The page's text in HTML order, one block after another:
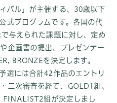
バル」が主催する、30歳以下
式プログラムです。各国の代
与えられた課題に対し、定め
企画書の提出、プレゼンテー
BRONZEを決定します。
選には合計42作品のエントリ
二次審査を経て、GOLD1組、
FINALIST2組が決定しまし